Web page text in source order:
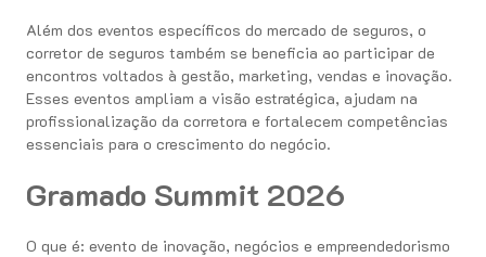
Além dos eventos específicos do mercado de seguros, o
corretor de seguros também se beneficia ao participar de
encontros voltados à gestão, marketing, vendas e inovação.
Esses eventos ampliam a visão estratégica, ajudam na
profissionalização da corretora e fortalecem competências
essenciais para o crescimento do negócio.
Gramado Summit 2026
O que é: evento de inovação, negócios e empreendedorismo